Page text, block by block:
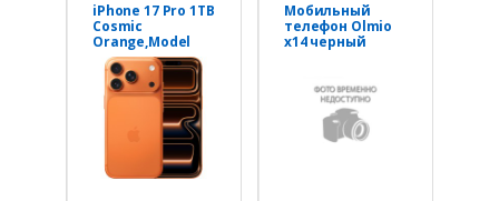
iPhone 17 Pro 1TB
Cosmic
Orange,Model
A3523
Мобильный
телефон Olmio
x14 черный